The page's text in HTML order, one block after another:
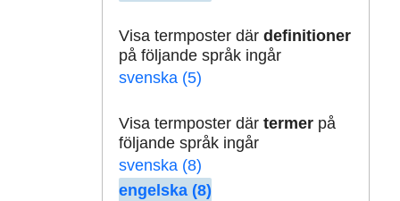
Visa termposter där definitioner
på följande språk ingår
svenska (5)
Visa termposter där termerpå
följande språk ingår
svenska (8)
engelska (8)